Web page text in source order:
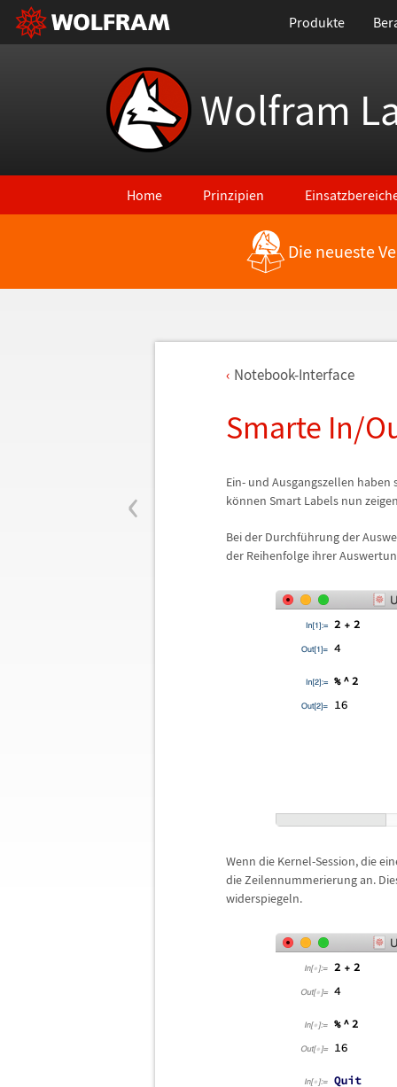
Produkte
Wolfram
Home Prinzipien
Die neueste
‹
Notebook-Interface
Smarte In/
Ein- und Ausgangszellen
können Smart Labels nun
Bei der Durchführung der
der Reihenfolge ihrer
Wenn die Kernel-Session, die
die Zeilennummerierung an.
widerspiegeln.